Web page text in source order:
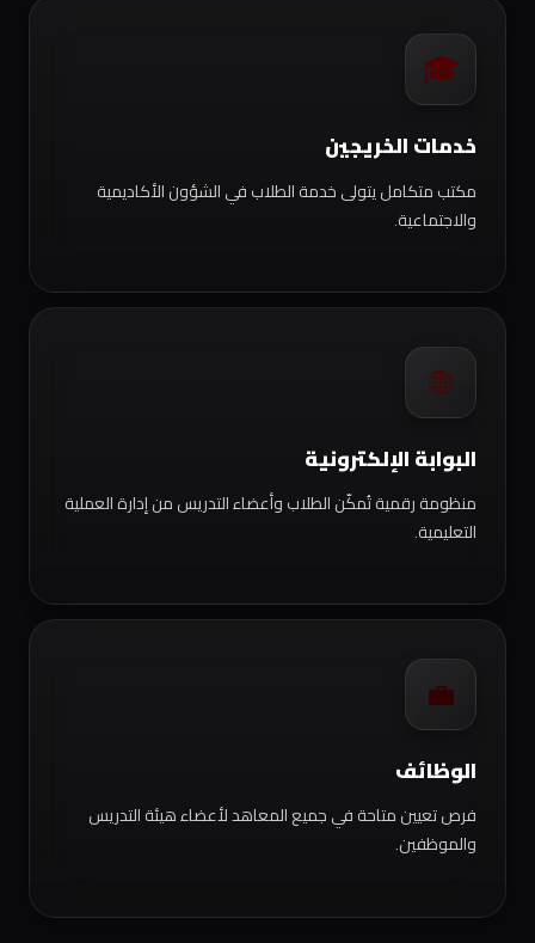
🎓
خدمات الخريجين
مكتب متكامل يتولى خدمة الطلاب في الشؤون الأكاديمية
والاجتماعية.
🌐
البوابة الإلكترونية
منظومة رقمية تُمكّن الطلاب وأعضاء التدريس من إدارة العملية
التعليمية.
💼
الوظائف
فرص تعيين متاحة في جميع المعاهد لأعضاء هيئة التدريس
والموظفين.